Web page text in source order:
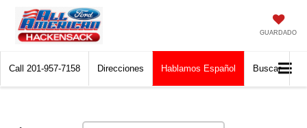
GUARDADO
Call 201-957-7158 Direcciones Hablamos Español Buscar